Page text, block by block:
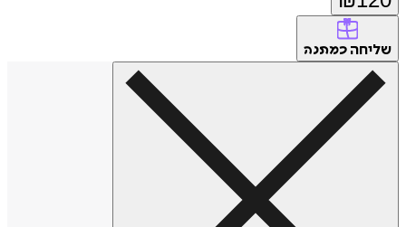
שליחה כמתנה